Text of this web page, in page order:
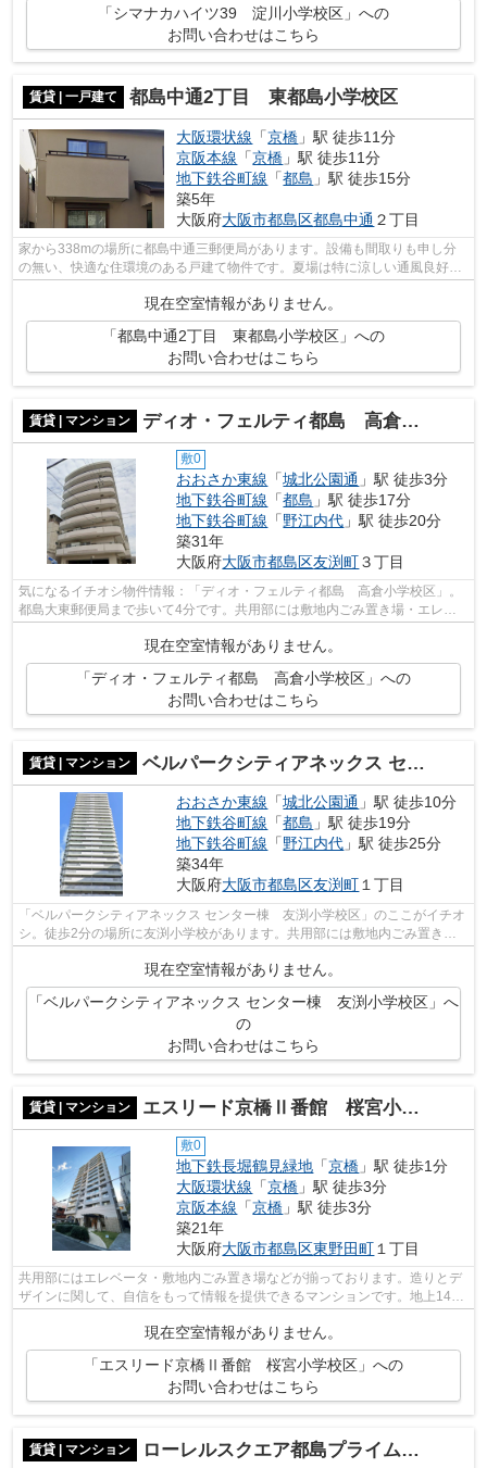
「シマナカハイツ39 淀川小学校区」への
お問い合わせはこちら
賃貸 | 一戸建て 都島中通2丁目 東都島小学校区
大阪環状線 「京橋 」駅 徒歩11分
京阪本線 「京橋 」駅 徒歩11分
地下鉄谷町線 「都島 」駅 徒歩15分
築5年
大阪府大阪市都島区都島中通 ２丁目
家から338mの場所に都島中通三郵便局があります。設備も間取りも申し分
の無い、快適な住環境のある戸建て物件です。夏場は特に涼しい通風良好な
現在空室情報がありません。
「都島中通2丁目 東都島小学校区」への
お問い合わせはこちら
賃貸 | マンション ディオ・フェルティ都島 高倉小学校区
敷0
おおさか東線 「城北公園通 」駅 徒歩3分
地下鉄谷町線 「都島 」駅 徒歩17分
地下鉄谷町線 「野江内代 」駅 徒歩20分
築31年
大阪府大阪市都島区友渕町３丁目
気になるイチオシ物件情報：「ディオ・フェルティ都島 高倉小学校区」。
都島大東郵便局まで歩いて4分です。共用部には敷地内ごみ置き場・エレベ
現在空室情報がありません。
「ディオ・フェルティ都島 高倉小学校区」への
お問い合わせはこちら
賃貸 | マンション ベルパークシティアネックス センター棟 友渕小学校区
おおさか東線 「城北公園通 」駅 徒歩10分
地下鉄谷町線 「都島 」駅 徒歩19分
地下鉄谷町線 「野江内代 」駅 徒歩25分
築34年
大阪府大阪市都島区友渕町１丁目
「ベルパークシティアネックス センター棟 友渕小学校区」のここがイチオ
シ。徒歩2分の場所に友渕小学校があります。共用部には敷地内ごみ置き
場・エレベータなど様々な設備やサービ...
現在空室情報がありません。
「ベルパークシティアネックス センター棟 友渕小学校区」へ
の
お問い合わせはこちら
賃貸 | マンション エスリード京橋Ⅱ番館 桜宮小学校区
敷0
地下鉄長堀鶴見緑地 「京橋 」駅 徒歩1分
大阪環状線 「京橋 」駅 徒歩3分
京阪本線 「京橋 」駅 徒歩3分
築21年
大阪府大阪市都島区東野田町１丁目
共用部にはエレベータ・敷地内ごみ置き場などが揃っております。造りとデ
ザインに関して、自信をもって情報を提供できるマンションです。地上14階
現在空室情報がありません。
「エスリード京橋Ⅱ番館 桜宮小学校区」への
お問い合わせはこちら
賃貸 | マンション ローレルスクエア都島プライムタワー 友渕小学校